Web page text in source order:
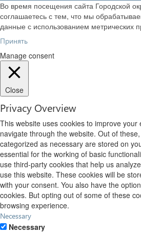
Во время посещения сайта Городской
соглашаетесь с тем, что мы
данные с использованием метрических
Принять
Manage consent
Close
Privacy Overview
This website uses cookies to improve your
navigate through the website. Out of
categorized as necessary are stored on
essential for the working of basic
use third-party cookies that help us
use this website. These cookies will be
with your consent. You also have the
cookies. But opting out of some of these
browsing experience.
Necessary
Necessary